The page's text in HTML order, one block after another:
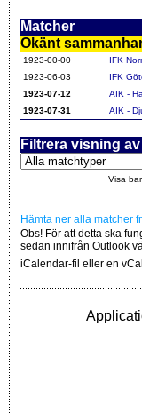
Matcher
Okänt
1923-00-00 IFK
1923-06-03
IFK
1923-07-12
AIK -
1923-07-31
AIK -
Filtrera visning
Visa
Hämta ner alla matcher
Obs! För att detta ska
sedan innifrån Outlook
iCalendar-fil eller en